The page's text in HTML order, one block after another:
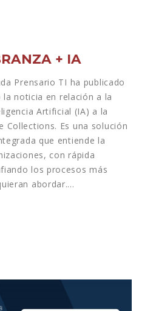
+ IA
Prensario TI ha publicado
noticia en relación a la
Artificial (IA) a la
Collections. Es una solución
que entiende la
con rápida
los procesos más
abordar.…